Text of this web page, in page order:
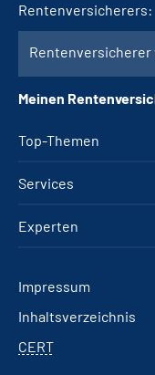
Top-Themen
Services
Experten
Rentenversicherers:
Rentenversicherer
Meinen
Impressum
Inhaltsverzeichnis
CERT